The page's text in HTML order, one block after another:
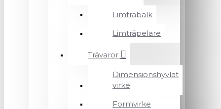
Limträbalk
Limträpelare
Trävaror
Dimensionshyvlat
virke
Formvirke